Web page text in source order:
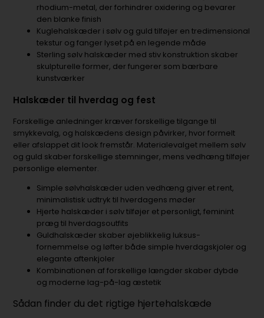
rhodium-metal, der forhindrer oxidering og bevarer
den blanke finish
Kuglehalskæder i sølv og guld tilføjer en tredimensional
tekstur og fanger lyset på en legende måde
Sterling sølv halskæder med stiv konstruktion skaber
skulpturelle former, der fungerer som bærbare
kunstværker
Halskæder til hverdag og fest
Forskellige anledninger kræver forskellige tilgange til
smykkevalg, og halskædens design påvirker, hvor formelt
eller afslappet dit look fremstår. Materialevalget mellem sølv
og guld skaber forskellige stemninger, mens vedhæng tilføjer
personlige elementer.
Simple sølvhalskæder uden vedhæng giver et rent,
minimalistisk udtryk til hverdagens møder
Hjerte halskæder i sølv tilføjer et personligt, feminint
præg til hverdagsoutfits
Guldhalskæder skaber øjeblikkelig luksus-
fornemmelse og løfter både simple hverdagskjoler og
elegante aftenkjoler
Kombinationen af forskellige længder skaber dybde
og moderne lag-på-lag æstetik
Sådan finder du det rigtige hjertehalskæde